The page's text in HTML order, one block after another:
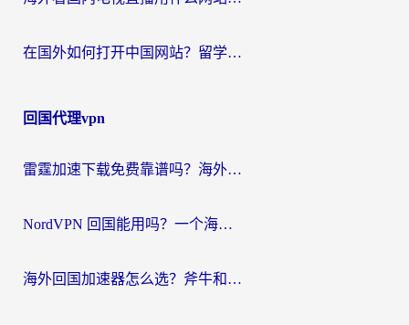
在国外如何打开中国网站？留学生与海外华人的无缝访问指南
回国代理vpn
雷霆加速下载免费靠谱吗？海外党选回国加速器的避坑指南（附热门工具对比）
NordVPN 回国能用吗？一个海外用户必须面对的真实困境
海外回国加速器怎么选？斧牛和海龟哪个好？一篇帮你避开坑的实用指南